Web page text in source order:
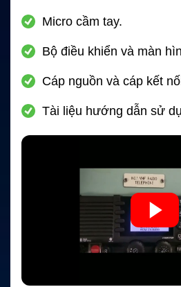
Micro cầm tay.
Bộ điều khiển và màn
Cáp nguồn và cáp kết
Tài liệu hướng dẫn sử